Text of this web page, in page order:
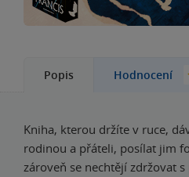
Popis Hodnocení
Kniha, kterou držíte v ruce,
rodinou a přáteli, posílat jim
zároveň se nechtějí zdržovat